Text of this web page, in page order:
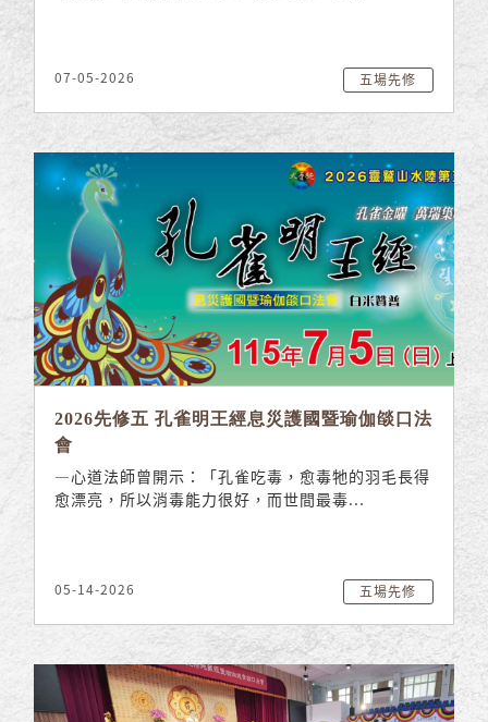
07-05-2026 五場先修
2026先修五 孔雀明王經息災護國暨瑜伽燄口法
會
—心道法師曾開示：「孔雀吃毒，愈毒牠的羽毛長得
愈漂亮，所以消毒能力很好，而世間最毒...
05-14-2026 五場先修